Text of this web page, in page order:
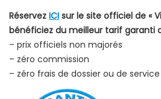
Réservez ICI sur le site officiel de «
bénéficiez du meilleur tarif garanti
– prix officiels non majorés
– zéro commission
– zéro frais de dossier ou de service